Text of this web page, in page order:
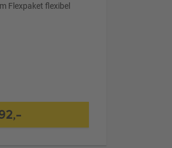
Flexpaket flexibel